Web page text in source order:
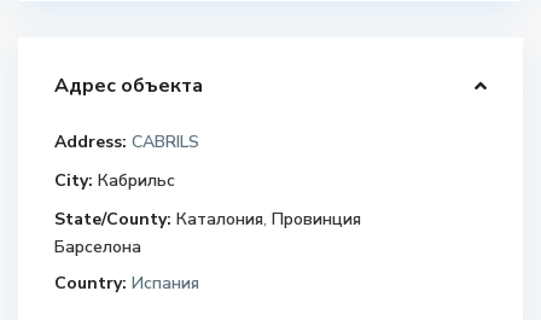
Адрес объекта
Address: CABRILS
City: Кабрильс
State/County: Каталония,Провинция
Барселона
Country: Испания